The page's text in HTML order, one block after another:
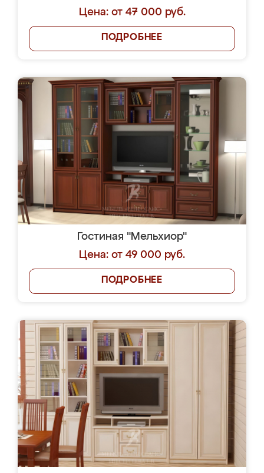
Цена: от 47 000 руб.
ПОДРОБНЕЕ
Гостиная "Мельхиор"
Цена: от 49 000 руб.
ПОДРОБНЕЕ